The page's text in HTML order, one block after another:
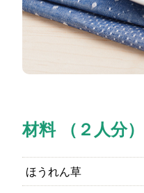
材料 （２人分）
ほうれん草